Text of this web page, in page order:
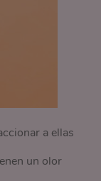
a ellas
un olor